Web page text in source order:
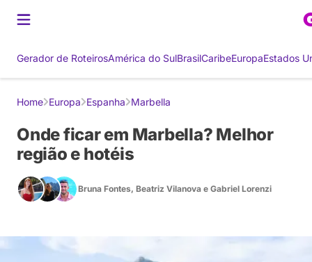
Gerador de RoteirosAmérica do SulBrasilCaribeEuropaEstados
Home Europa Espanha Marbella
Onde ficar em Marbella? Melhor
região e hotéis
Bruna Fontes, Beatriz Vilanova e Gabriel Lorenzi